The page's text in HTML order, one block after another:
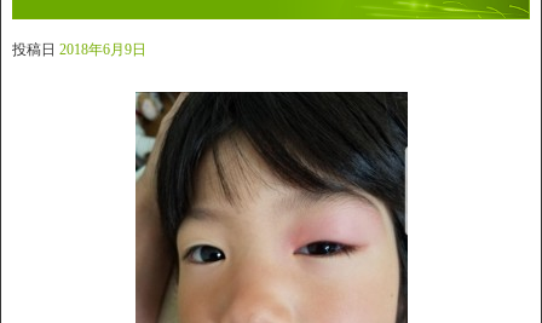
投稿日 2018年6月9日